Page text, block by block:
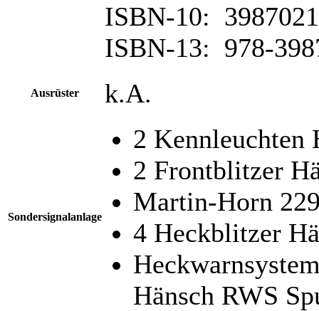
ISBN-10:
ISBN-13: ‎ 978-
Ausrüster k.A.
Sondersignalanlage
2 Kennleuchten
2 Frontblitzer
Martin-Horn
4 Heckblitzer
Hänsch RWS